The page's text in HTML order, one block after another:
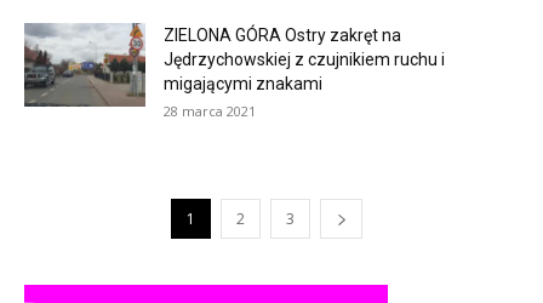
ZIELONA GÓRA Ostry zakręt na
Jędrzychowskiej z czujnikiem ruchu i
migającymi znakami
28 marca 2021
1 2 3